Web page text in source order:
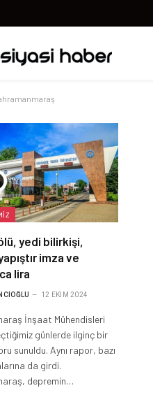
yedi bilirkişi,
imza ve
lira
12 EKIM 2024
İnşaat Mühendisleri
günlerde ilginç bir
sunuldu. Aynı rapor, bazı
da girdi.
depremin…